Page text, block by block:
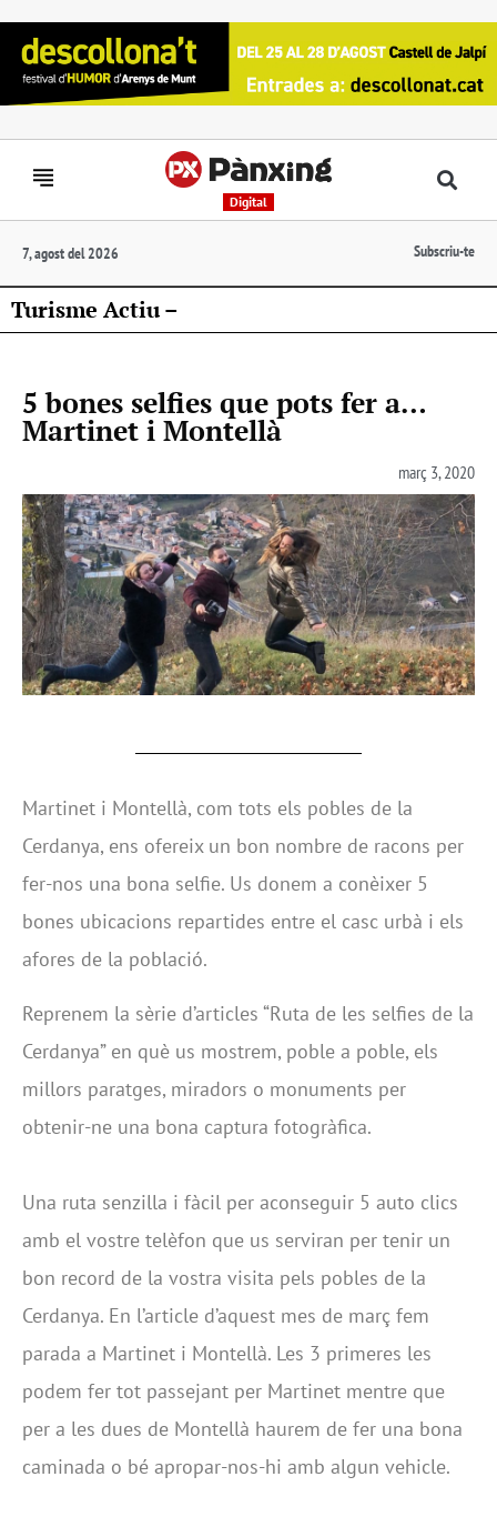
Digital
7, agost del 2026 Subscriu-te
Turisme Actiu –
5 bones selfies que pots fer a…
Martinet i Montellà
març 3, 2020
Martinet i Montellà, com tots els pobles de la
Cerdanya, ens ofereix un bon nombre de racons per
fer-nos una bona selfie. Us donem a conèixer 5
bones ubicacions repartides entre el casc urbà i els
afores de la població.
Reprenem la sèrie d’articles “Ruta de les selfies de la
Cerdanya” en què us mostrem, poble a poble, els
millors paratges, miradors o monuments per
obtenir-ne una bona captura fotogràfica.
Una ruta senzilla i fàcil per aconseguir 5 auto clics
amb el vostre telèfon que us serviran per tenir un
bon record de la vostra visita pels pobles de la
Cerdanya. En l’article d’aquest mes de març fem
parada a Martinet i Montellà. Les 3 primeres les
podem fer tot passejant per Martinet mentre que
per a les dues de Montellà haurem de fer una bona
caminada o bé apropar-nos-hi amb algun vehicle.